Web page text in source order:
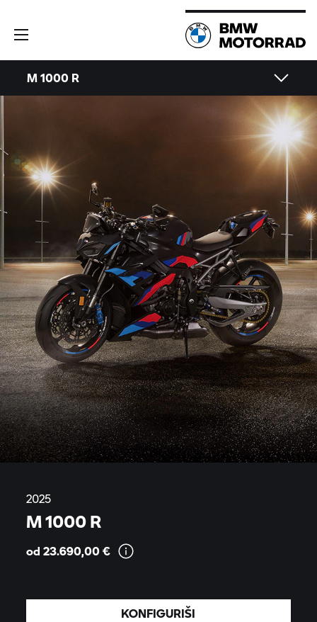
M 1000 R
2025
M 1000 R
od 23.690,00€
KONFIGURIŠI